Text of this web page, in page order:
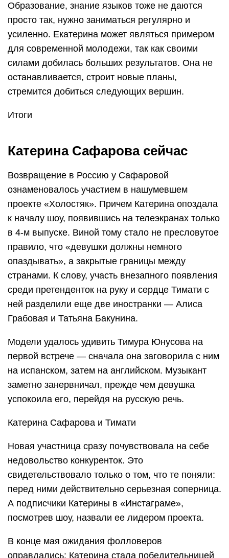
Образование, знание языков тоже не даются
просто так, нужно заниматься регулярно и
усиленно. Екатерина может являться примером
для современной молодежи, так как своими
силами добилась больших результатов. Она не
останавливается, строит новые планы,
стремится добиться следующих вершин.
Итоги
Катерина Сафарова сейчас
Возвращение в Россию у Сафаровой
ознаменовалось участием в нашумевшем
проекте «Холостяк». Причем Катерина опоздала
к началу шоу, появившись на телеэкранах только
в 4-м выпуске. Виной тому стало не пресловутое
правило, что «девушки должны немного
опаздывать», а закрытые границы между
странами. К слову, участь внезапного появления
среди претенденток на руку и сердце Тимати с
ней разделили еще две иностранки — Алиса
Грабовая и Татьяна Бакунина.
Модели удалось удивить Тимура Юнусова на
первой встрече — сначала она заговорила с ним
на испанском, затем на английском. Музыкант
заметно занервничал, прежде чем девушка
успокоила его, перейдя на русскую речь.
Катерина Сафарова и Тимати
Новая участница сразу почувствовала на себе
недовольство конкуренток. Это
свидетельствовало только о том, что те поняли:
перед ними действительно серьезная соперница.
А подписчики Катерины в «Инстаграме»,
посмотрев шоу, назвали ее лидером проекта.
В конце мая ожидания фолловеров
оправдались: Катерина стала победительницей